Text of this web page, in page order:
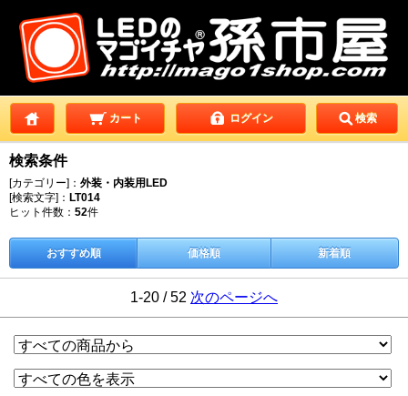
カート ログイン 検索
検索条件
[カテゴリー]： 外装・内装用LED
[検索文字]： LT014
ヒット件数： 52件
おすすめ順 価格順 新着順
1-20 / 52 次のページへ